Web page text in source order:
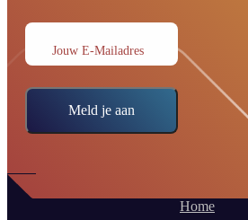
Jouw E-Mailadres
Meld je aan
Home